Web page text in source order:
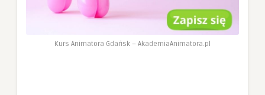
Kurs Animatora Gdańsk – AkademiaAnimatora.pl